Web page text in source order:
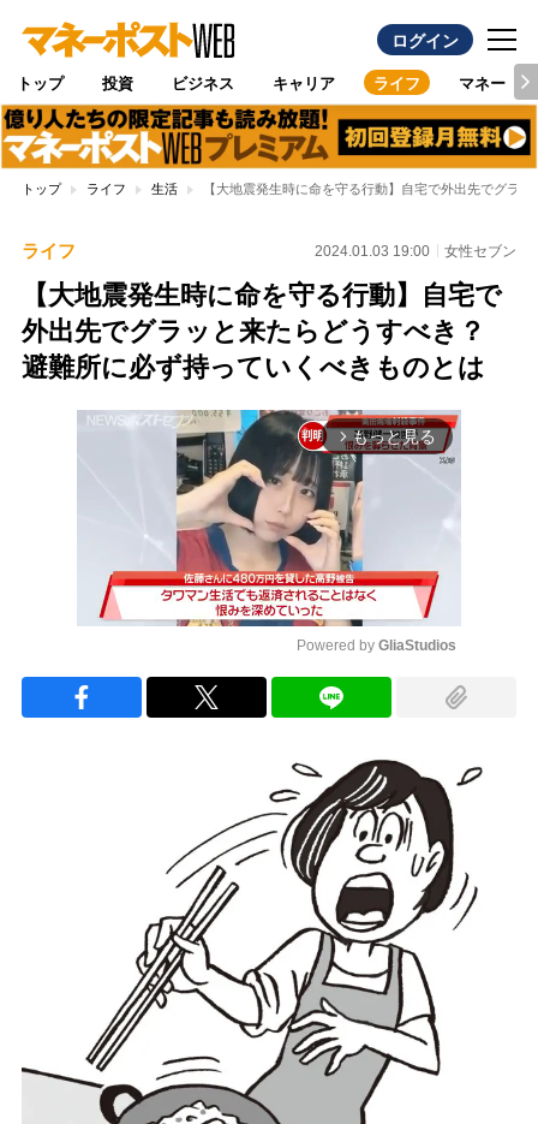
ログイン
トップ 投資 ビジネス キャリア ライフ マネー
トップ ライフ 生活 【大地震発生時に命を守る行動】自宅で外出先でグラ
ライフ 2024.01.03 19:00 女性セブン
【大地震発生時に命を守る行動】自宅で
外出先でグラッと来たらどうすべき？
避難所に必ず持っていくべきものとは
arrow_forward_ios もっと見る
Powered by GliaStudios